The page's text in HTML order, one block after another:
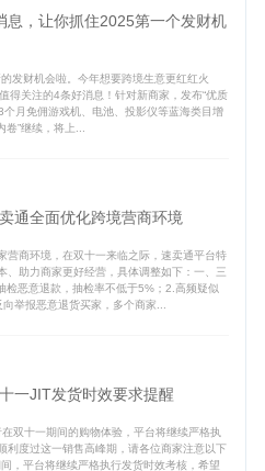
息，让你抓住2025第一个发财机
发财机会啦。今年想要跨境生意更红红火
得关注的4条好消息！针对新商家，发布“优质
月免佣游戏机、电池、投影仪等蓝海类目增
”继续，将上...
通全面优化跨境营商环境
营商环境，在双十一来临之际，速卖通平台特
、助力商家更好经营，具体调整如下：一、三
检恶意退款，抽检率不低于5%；2.高频疑似
举报恶意退货买家，多个商家...
一JIT发货时效要求提醒
十一期间的购物体验，平台将继续严格执
利度过这一销售高峰期，请各位商家注意以下
，平台将继续严格执行发货时效考核，希望